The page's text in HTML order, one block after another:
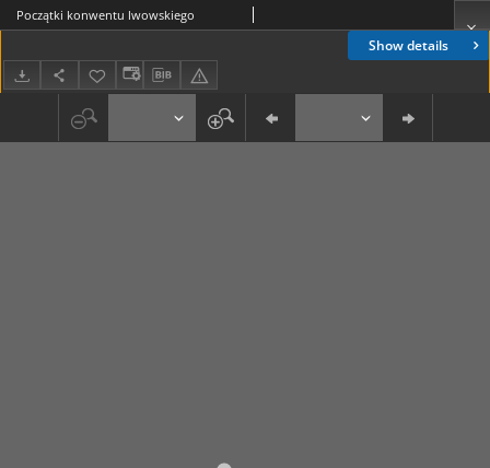
Show details
Początki konwentu lwowskiego